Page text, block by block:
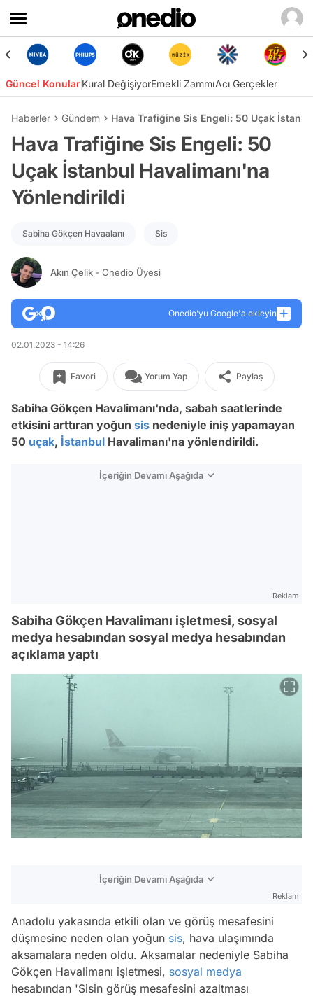
Güncel KonularKural DeğişiyorEmekli ZammıAcı Gerçekler
Haberler Gündem Hava Trafiğine Sis Engeli: 50 Uçak
Hava Trafiğine Sis Engeli: 50
Uçak İstanbul Havalimanı'na
Yönlendirildi
Sabiha Gökçen Havaalanı Sis
Akın Çelik - Onedio Üyesi
Onedio’yu Google'a ekleyin
02.01.2023 - 14:26
Favori Yorum Yap Paylaş
Sabiha Gökçen Havalimanı'nda, sabah saatlerinde
etkisini arttıran yoğun sis nedeniyle iniş yapamayan
50 uçak, İstanbul Havalimanı'na yönlendirildi.
İçeriğin Devamı Aşağıda
Reklam
Sabiha Gökçen Havalimanı işletmesi, sosyal
medya hesabından sosyal medya hesabından
açıklama yaptı
İçeriğin Devamı Aşağıda
Reklam
Anadolu yakasında etkili olan ve görüş mesafesini
düşmesine neden olan yoğun sis, hava ulaşımında
aksamalara neden oldu. Aksamalar nedeniyle Sabiha
Gökçen Havalimanı işletmesi, sosyal medya
hesabından 'Sisin görüş mesafesini azaltması